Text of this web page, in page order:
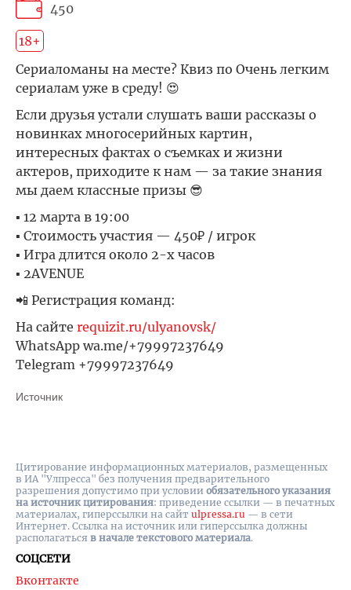
450
18+
Сериаломаны на месте? Квиз по Очень легким
сериалам уже в среду! 😍
Если друзья устали слушать ваши рассказы о
новинках многосерийных картин,
интересных фактах о съемках и жизни
актеров, приходите к нам — за такие знания
мы даем классные призы 😎
▪ 12 марта в 19:00
▪ Стоимость участия — 450₽ / игрок
▪ Игра длится около 2-х часов
▪ 2AVENUE
📲 Регистрация команд:
На сайте requizit.ru/ulyanovsk/
WhatsApp wa.me/+79997237649
Telegram +79997237649
Источник
СОЦСЕТИ
Вконтакте
Цитирование информационных материалов, размещенных
в ИА "Улпресса" без получения предварительного
разрешения допустимо при условии обязательного указания
на источник цитирования: приведение ссылки — в печатных
материалах, гиперссылки на cайт ulpressa.ru — в сети
Интернет. Ссылка на источник или гиперссылка должны
располагаться в начале текстового материала.